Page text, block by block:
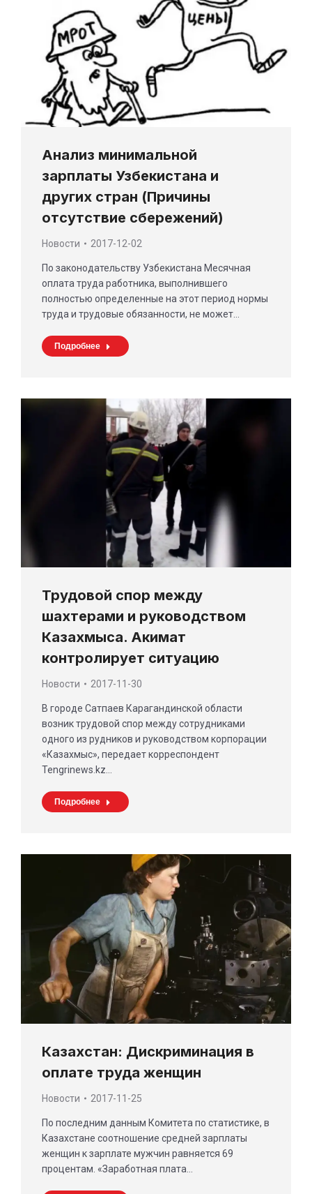
Анализ минимальной
зарплаты Узбекистана и
других стран (Причины
отсутствие сбережений)
Новости 2017-12-02
По законодательству Узбекистана Месячная
оплата труда работника, выполнившего
полностью определенные на этот период нормы
труда и трудовые обязанности, не может…
Подробнее
Трудовой спор между
шахтерами и руководством
Казахмыса. Акимат
контролирует ситуацию
Новости 2017-11-30
В городе Сатпаев Карагандинской области
возник трудовой спор между сотрудниками
одного из рудников и руководством корпорации
«Казахмыс», передает корреспондент
Tengrinews.kz…
Подробнее
Казахстан: Дискриминация в
оплате труда женщин
Новости 2017-11-25
По последним данным Комитета по статистике, в
Казахстане соотношение средней зарплаты
женщин к зарплате мужчин равняется 69
процентам. «Заработная плата…